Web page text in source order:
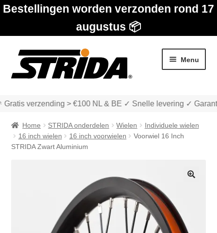
Bestellingen worden verzonden rond 17
augustus 📦
Ga
door
naar
Ga
naar
de
Menu
verzending > €100 NL & BE ✓ Snelle levering ✓
Home STRIDA onderdelen Wielen
Individuele wielen
16 inch wielen
16 inch voorwielen
Voorwiel 16 Inch
STRIDA Zwart Aluminium